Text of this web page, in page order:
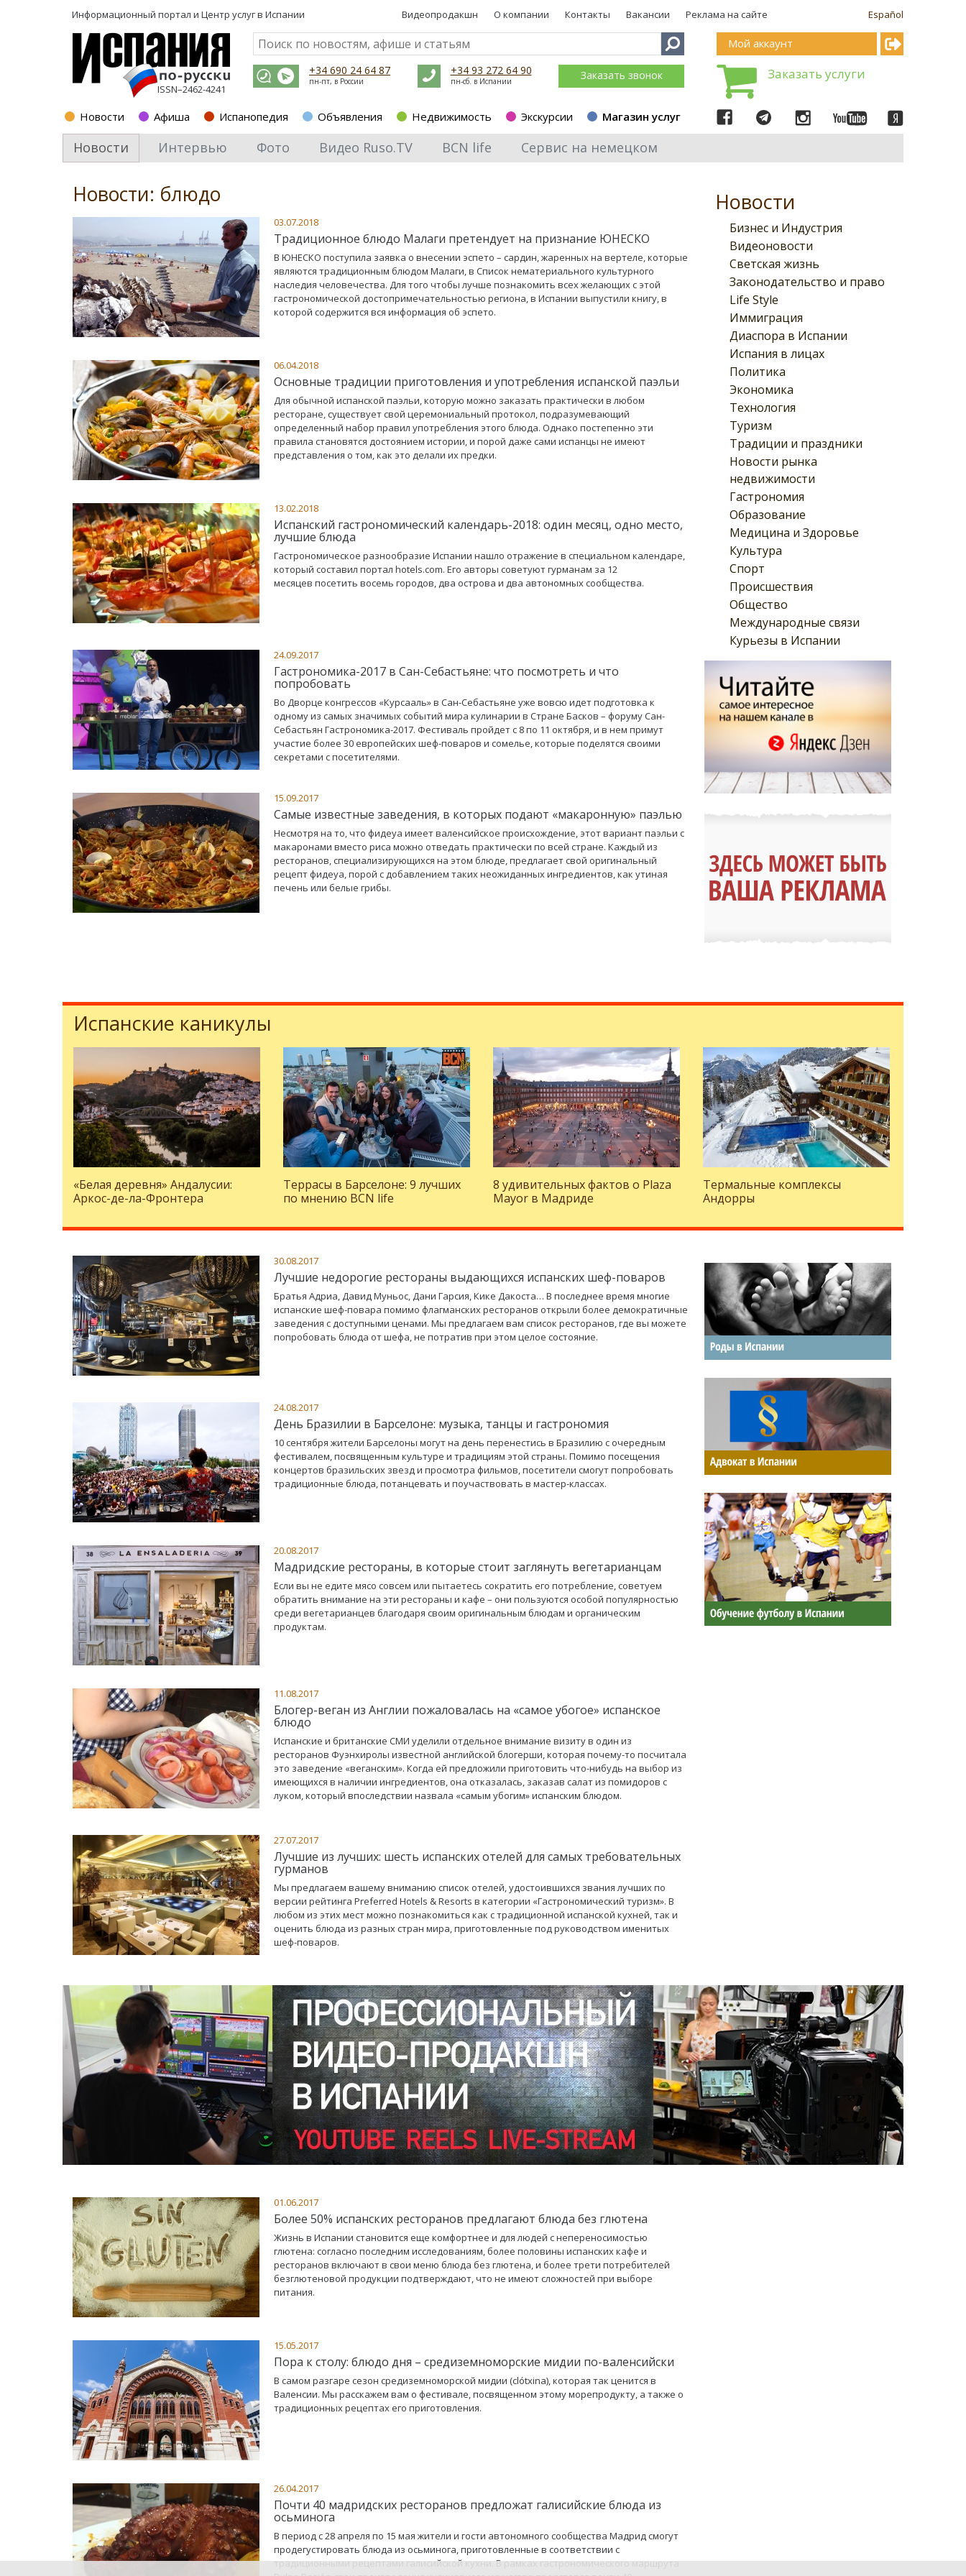
Информационный портал и Центр услуг в Испании Español
Видеопродакшн О компании Контакты Вакансии Реклама на сайте
ISSN–2462-4241
+34 690 24 64 87
пн-пт, в России
+34 93 272 64 90
пн-сб. в Испании Заказать звонок
Новости Афиша Испанопедия Объявления Недвижимость Экскурсии Магазин услуг
Мой аккаунт
Заказать услуги
Новости Интервью Фото Видео Ruso.TV BCN life Сервис на немецком
Новости
Бизнес и Индустрия
Видеоновости
Светская жизнь
Законодательство и право
Life Style
Иммиграция
Диаспора в Испании
Испания в лицах
Политика
Экономика
Технология
Туризм
Традиции и праздники
Новости рынка
недвижимости
Гастрономия
Образование
Медицина и Здоровье
Культура
Спорт
Происшествия
Общество
Международные связи
Курьезы в Испании
Новости: блюдо
03.07.2018
Традиционное блюдо Малаги претендует на признание ЮНЕСКО
В ЮНЕСКО поступила заявка о внесении эспето – сардин, жаренных на вертеле, которые
являются традиционным блюдом Малаги, в Список нематериального культурного
наследия человечества. Для того чтобы лучше познакомить всех желающих с этой
гастрономической достопримечательностью региона, в Испании выпустили книгу, в
которой содержится вся информация об эспето.
06.04.2018
Основные традиции приготовления и употребления испанской паэльи
Для обычной испанской паэльи, которую можно заказать практически в любом
ресторане, существует свой церемониальный протокол, подразумевающий
определенный набор правил употребления этого блюда. Однако постепенно эти
правила становятся достоянием истории, и порой даже сами испанцы не имеют
представления о том, как это делали их предки.
13.02.2018
Испанский гастрономический календарь-2018: один месяц, одно место,
лучшие блюда
Гастрономическое разнообразие Испании нашло отражение в специальном календаре,
который составил портал hotels.com. Его авторы советуют гурманам за 12
месяцев посетить восемь городов, два острова и два автономных сообщества.
24.09.2017
Гастрономика-2017 в Сан-Себастьяне: что посмотреть и что
попробовать
Во Дворце конгрессов «Курсааль» в Сан-Себастьяне уже вовсю идет подготовка к
одному из самых значимых событий мира кулинарии в Стране Басков – форуму Сан-
Себастьян Гастрономика-2017. Фестиваль пройдет с 8 по 11 октября, и в нем примут
участие более 30 европейских шеф-поваров и сомелье, которые поделятся своими
секретами с посетителями.
15.09.2017
Самые известные заведения, в которых подают «макаронную» паэлью
Несмотря на то, что фидеуа имеет валенсийское происхождение, этот вариант паэльи с
макаронами вместо риса можно отведать практически по всей стране. Каждый из
ресторанов, специализирующихся на этом блюде, предлагает свой оригинальный
рецепт фидеуа, порой с добавлением таких неожиданных ингредиентов, как утиная
печень или белые грибы.
Испанские каникулы
«Белая деревня» Андалусии:
Аркос-де-ла-Фронтера
Террасы в Барселоне: 9 лучших
по мнению BCN life
8 удивительных фактов о Plaza
Mayor в Мадриде
Термальные комплексы
Андорры
30.08.2017
Лучшие недорогие рестораны выдающихся испанских шеф-поваров
Братья Адриа, Давид Муньос, Дани Гарсия, Кике Дакоста… В последнее время многие
испанские шеф-повара помимо флагманских ресторанов открыли более демократичные
заведения с доступными ценами. Мы предлагаем вам список ресторанов, где вы можете
попробовать блюда от шефа, не потратив при этом целое состояние.
24.08.2017
День Бразилии в Барселоне: музыка, танцы и гастрономия
10 сентября жители Барселоны могут на день перенестись в Бразилию с очередным
фестивалем, посвященным культуре и традициям этой страны. Помимо посещения
концертов бразильских звезд и просмотра фильмов, посетители смогут попробовать
традиционные блюда, потанцевать и поучаствовать в мастер-классах.
20.08.2017
Мадридские рестораны, в которые стоит заглянуть вегетарианцам
Если вы не едите мясо совсем или пытаетесь сократить его потребление, советуем
обратить внимание на эти рестораны и кафе – они пользуются особой популярностью
среди вегетарианцев благодаря своим оригинальным блюдам и органическим
продуктам.
11.08.2017
Блогер-веган из Англии пожаловалась на «самое убогое» испанское
блюдо
Испанские и британские СМИ уделили отдельное внимание визиту в один из
ресторанов Фуэнхиролы известной английской блогерши, которая почему-то посчитала
это заведение «веганским». Когда ей предложили приготовить что-нибудь на выбор из
имеющихся в наличии ингредиентов, она отказалась, заказав салат из помидоров с
луком, который впоследствии назвала «самым убогим» испанским блюдом.
27.07.2017
Лучшие из лучших: шесть испанских отелей для самых требовательных
гурманов
Мы предлагаем вашему вниманию список отелей, удостоившихся звания лучших по
версии рейтинга Preferred Hotels & Resorts в категории «Гастрономический туризм». В
любом из этих мест можно познакомиться как с традиционной испанской кухней, так и
оценить блюда из разных стран мира, приготовленные под руководством именитых
шеф-поваров.
01.06.2017
Более 50% испанских ресторанов предлагают блюда без глютена
Жизнь в Испании становится еще комфортнее и для людей с непереносимостью
глютена: согласно последним исследованиям, более половины испанских кафе и
ресторанов включают в свои меню блюда без глютена, и более трети потребителей
безглютеновой продукции подтверждают, что не имеют сложностей при выборе
питания.
15.05.2017
Пора к столу: блюдо дня – средиземноморские мидии по-валенсийски
В самом разгаре сезон средиземноморской мидии (clótxina), которая так ценится в
Валенсии. Мы расскажем вам о фестивале, посвященном этому морепродукту, а также о
традиционных рецептах его приготовления.
26.04.2017
Почти 40 мадридских ресторанов предложат галисийские блюда из
осьминога
В период с 28 апреля по 15 мая жители и гости автономного сообщества Мадрид смогут
продегустировать блюда из осьминога, приготовленные в соответствии с
традиционными рецептами галисийской кухни. В рамках гастрономического маршрута